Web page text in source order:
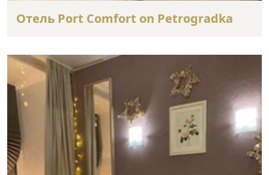
Отель Port Comfort on Petrogradka